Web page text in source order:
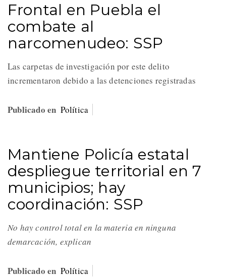
Frontal en Puebla el
combate al
narcomenudeo: SSP
Las carpetas de investigación por este delito
incrementaron debido a las detenciones registradas
Publicado en Política
Mantiene Policía estatal
despliegue territorial en 7
municipios; hay
coordinación: SSP
No hay control total en la materia en ninguna
demarcación, explican
Publicado en Política